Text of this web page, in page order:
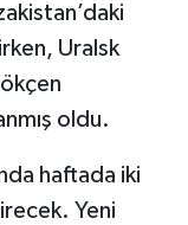
Uralsk
oldu.
haftada iki
Yeni